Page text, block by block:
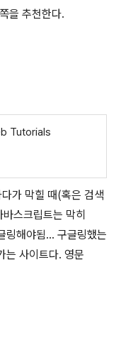
을 추천한다.
Tutorials
가 막힐 때(혹은 검색
스크립트는 막히
링해야됨... 구글링했는
는 사이트다. 영문